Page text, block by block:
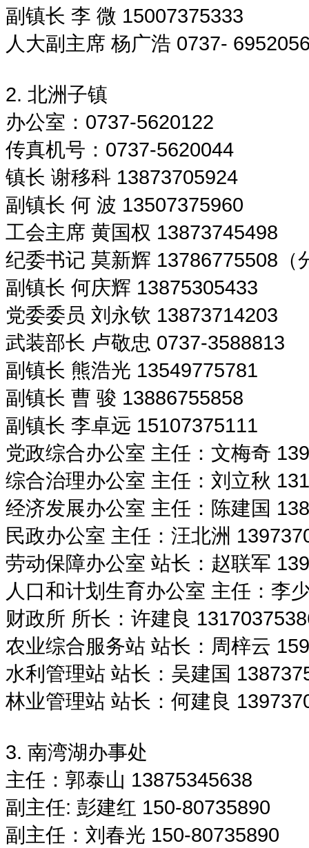
副镇长 李 微 15007375333
人大副主席 杨广浩 0737-
2. 北洲子镇
办公室：0737-5620122
传真机号：0737-5620044
镇长 谢移科 13873705924
副镇长 何 波 13507375960
工会主席 黄国权 13873745498
纪委书记 莫新辉 13786775508（
副镇长 何庆辉 13875305433
党委委员 刘永钦 13873714203
武装部长 卢敬忠 0737-3588813
副镇长 熊浩光 13549775781
副镇长 曹 骏 13886755858
副镇长 李卓远 15107375111
党政综合办公室 主任：文梅奇
综合治理办公室 主任：刘立秋
经济发展办公室 主任：陈建国
民政办公室 主任：汪北洲
劳动保障办公室 站长：赵联军
人口和计划生育办公室 主任：李
财政所 所长：许建良
农业综合服务站 站长：周梓云
水利管理站 站长：吴建国
林业管理站 站长：何建良
3. 南湾湖办事处
主任：郭泰山 13875345638
副主任: 彭建红 150-80735890
副主任：刘春光 150-80735890